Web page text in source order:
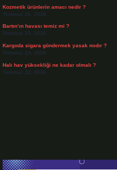
Kozmetik ürünlerin amacı nedir ?
Temmuz 26, 2026
Bartın’ın havası temiz mi ?
Temmuz 25, 2026
Kargoda sigara göndermek yasak mıdır ?
Temmuz 24, 2026
Halı hav yüksekliği ne kadar olmalı ?
Temmuz 22, 2026